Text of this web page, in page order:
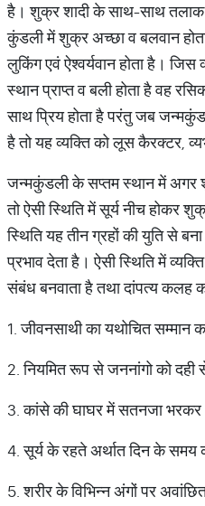
है। शुक्र शादी के साथ-साथ तलाक
कुंडली में शुक्र अच्छा व बलवान
लुकिंग एवं ऐश्वर्यवान होता है।
स्थान प्राप्त व बली होता है वह
साथ प्रिय होता है परंतु जब
है तो यह व्यक्ति को लूस कैरक्टर,
जन्मकुंडली के सप्तम स्थान में अगर
तो ऐसी स्थिति में सूर्य नीच होकर
स्थिति यह तीन ग्रहों की युति से
प्रभाव देता है। ऐसी स्थिति में
संबंध बनवाता है तथा दांपत्य कलह
1. जीवनसाथी का यथोचित सम्मान
2. नियमित रूप से जननांगो को दही
3. कांसे की घाघर में सतनजा भरकर
4. सूर्य के रहते अर्थात दिन के समय
5. शरीर के विभिन्न अंगों पर